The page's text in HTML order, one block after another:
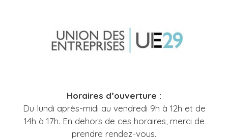
Horaires d’ouverture :
Du lundi après-midi au vendredi 9h à 12h et de
14h à 17h. En dehors de ces horaires, merci de
prendre rendez-vous.